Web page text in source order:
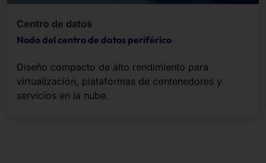
Centro de datos
Nodo del centro de datos periférico
Diseño compacto de alto rendimiento para
virtualización, plataformas de contenedores y
servicios en la nube.